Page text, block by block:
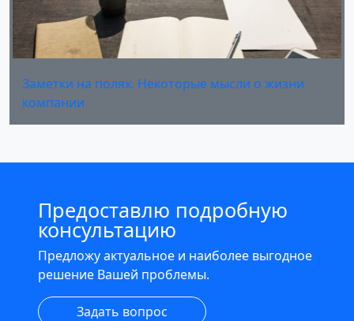
Заметки на полях. Некоторые мысли о жизни
компании
Предоставлю подробную
консультацию
Предложу актуальное и наиболее выгодное
решение Вашей проблемы.
Задать вопрос